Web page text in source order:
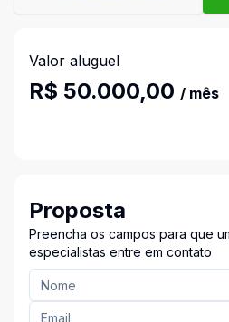
Valor aluguel
R$ 50.000,00 / mês
Proposta
Preencha os campos para que
especialistas entre em contato